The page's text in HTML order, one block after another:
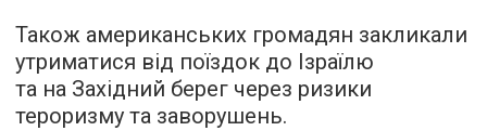
Також американських громадян закликали
утриматися від поїздок до Ізраїлю
та на Західний берег через ризики
тероризму та заворушень.